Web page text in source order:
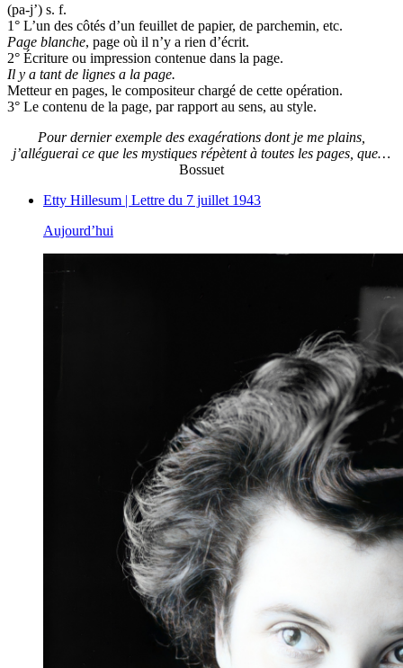
(pa-j’) s. f.
1° L’un des côtés d’un feuillet de papier, de parchemin, etc.
Page blanche, page où il n’y a rien d’écrit.
2° Écriture ou impression contenue dans la page.
Il y a tant de lignes a la page.
Metteur en pages, le compositeur chargé de cette opération.
3° Le contenu de la page, par rapport au sens, au style.
Pour dernier exemple des exagérations dont je me plains,
j’alléguerai ce que les mystiques répètent à toutes les pages, que…
Bossuet
Etty Hillesum | Lettre du 7 juillet 1943
Aujourd’hui